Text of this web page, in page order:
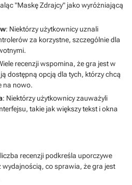
"Maskę Zdrajcy" jako wyróżniającą
: Niektórzy użytkownicy uznali
za korzystne, szczególnie dla
recenzji wspomina, że gra jest w
dostępną opcją dla tych, którzy chcą
na nowo.
: Niektórzy użytkownicy zauważyli
takie jak większy tekst i okna
recenzji podkreśla uporczywe
wydajnością, co sprawia, że gra jest